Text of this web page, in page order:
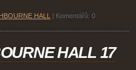
HALL Komentářů: 0
HALL 17